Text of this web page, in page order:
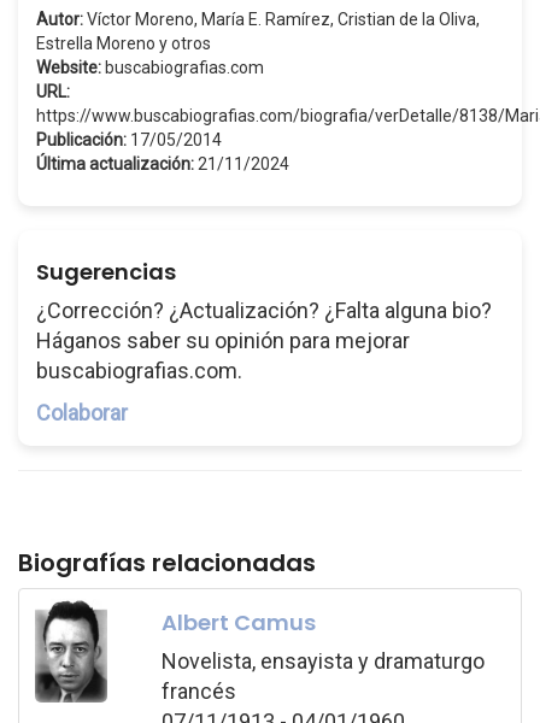
Autor:Víctor Moreno, María E. Ramírez, Cristian de la Oliva,
Estrella Moreno y otros
Website: buscabiografias.com
URL:
https://www.buscabiografias.com/biografia/verDetalle/8138/
Publicación: 17/05/2014
Última actualización: 21/11/2024
Sugerencias
¿Corrección? ¿Actualización? ¿Falta alguna bio?
Háganos saber su opinión para mejorar
buscabiografias.com.
Colaborar
Biografías relacionadas
Albert Camus
Novelista, ensayista y dramaturgo
francés